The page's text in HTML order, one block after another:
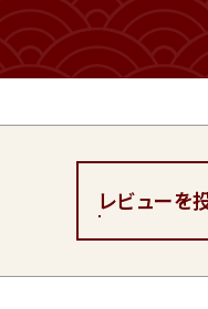
レビューを